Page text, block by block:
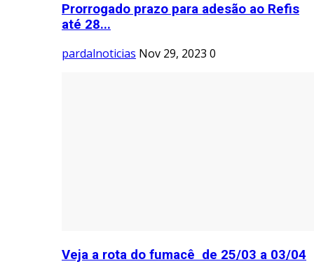
Prorrogado prazo para adesão ao Refis
até 28...
pardalnoticias Nov 29, 2023 0
Veja a rota do fumacê de 25/03 a 03/04